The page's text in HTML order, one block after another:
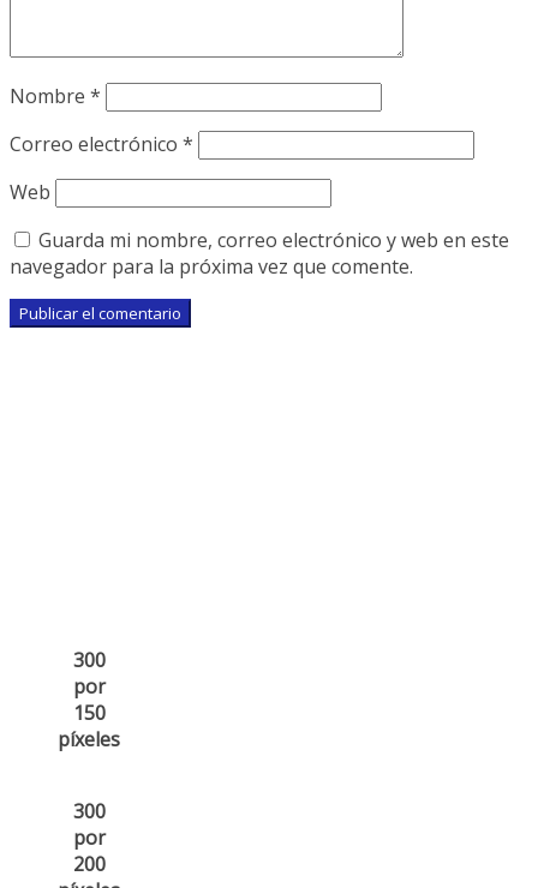
Nombre *
Correo electrónico *
Web
Guarda mi nombre, correo electrónico y web en este
navegador para la próxima vez que comente.
300
por
150
píxeles
300
por
200